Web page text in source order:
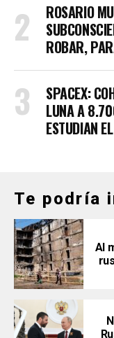
ROSARIO
ROBAR,
SPACEX:
LUNA A
ESTUDIAN
Te podría
Al